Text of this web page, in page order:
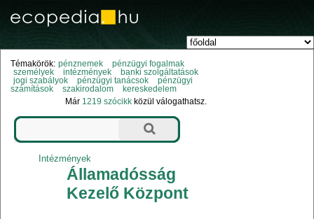
Témakörök: pénznemek
pénzügyi fogalmak
személyek
intézmények
banki szolgáltatások
jogi szabályok
pénzügyi tanácsok
pénzügyi
számítások
szakirodalom
kereskedelem
Már 1219 szócikk közül válogathatsz.
Intézmények
Államadósság
Kezelő Központ